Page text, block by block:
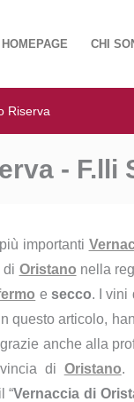
HOMEPAGE CHI
Riserva
- F.lli
importanti
di Oristano nella
e secco. I vini
questo articolo,
anche alla
di Oristano.
“Vernaccia di